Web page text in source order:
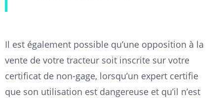
Il est également possible qu’une opposition à la
vente de votre tracteur soit inscrite sur votre
certificat de non-gage, lorsqu’un expert certifie
que son utilisation est dangereuse et qu’il n’est